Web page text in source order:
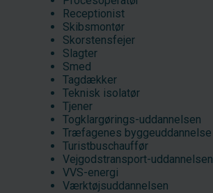
Receptionist
Skibsmontør
Skorstensfejer
Slagter
Smed
Tagdækker
Teknisk isolatør
Tjener
Togklargørings-uddannelsen
Træfagenes byggeuddannelse
Turistbuschauffør
Vejgodstransport-uddannelsen
VVS-energi
Værktøjsuddannelsen